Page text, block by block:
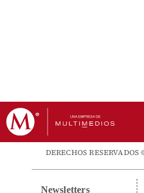
DERECHOS
Newsletters